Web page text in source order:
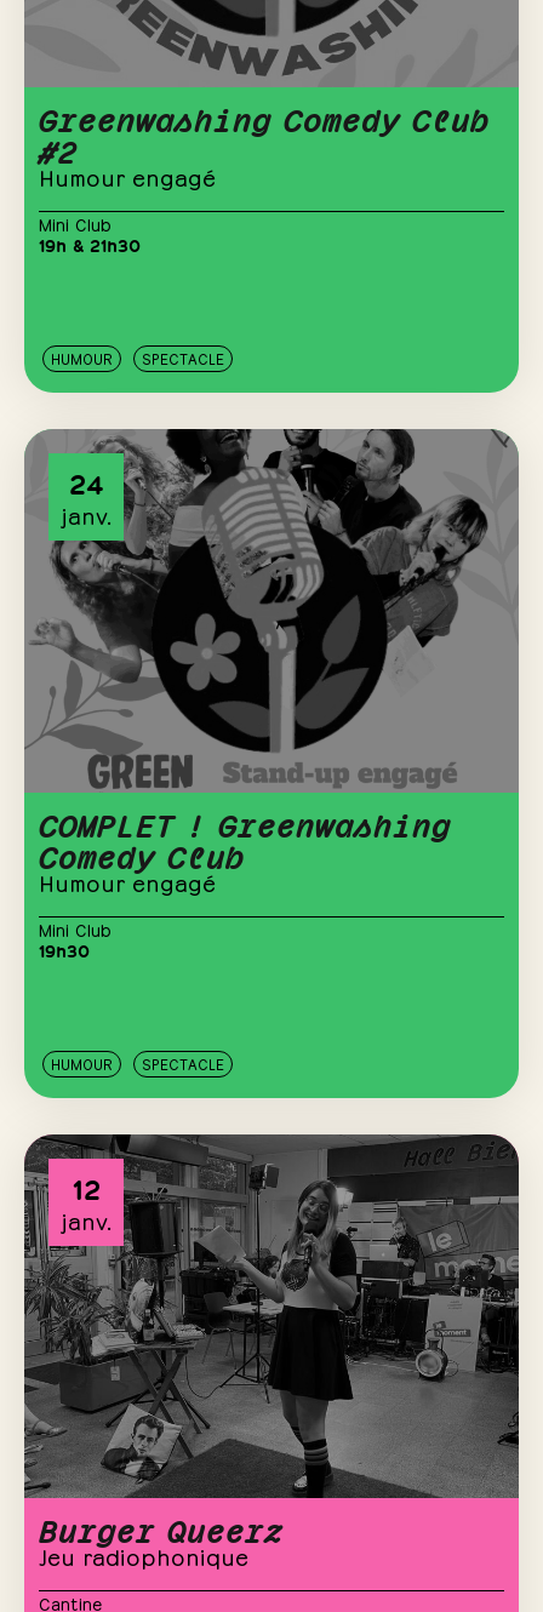
Greenwashing Comedy Club
#2
Humour engagé
Mini Club
19h & 21h30
HUMOUR SPECTACLE
24
janv.
COMPLET ! Greenwashing
Comedy Club
Humour engagé
Mini Club
19h30
HUMOUR SPECTACLE
12
janv.
Burger Queerz
Jeu radiophonique
Cantine